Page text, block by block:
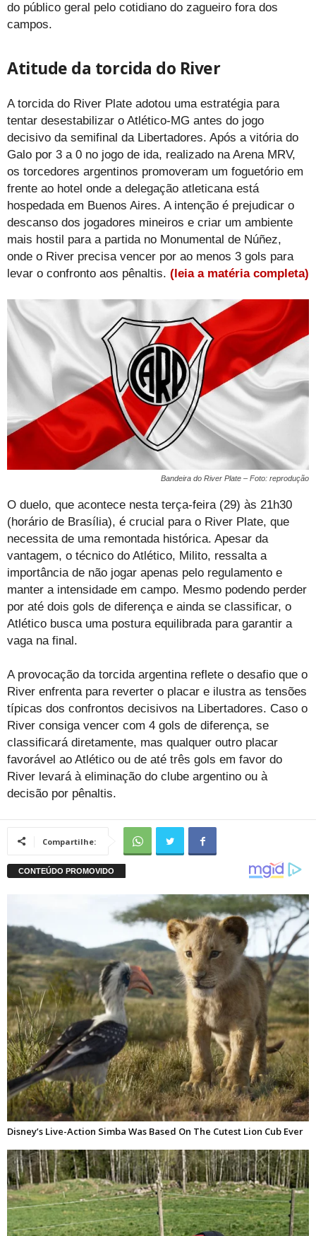
do público geral pelo cotidiano do zagueiro fora dos
campos.
Atitude da torcida do River
A torcida do River Plate adotou uma estratégia para
tentar desestabilizar o Atlético-MG antes do jogo
decisivo da semifinal da Libertadores. Após a vitória do
Galo por 3 a 0 no jogo de ida, realizado na Arena MRV,
os torcedores argentinos promoveram um foguetório em
frente ao hotel onde a delegação atleticana está
hospedada em Buenos Aires. A intenção é prejudicar o
descanso dos jogadores mineiros e criar um ambiente
mais hostil para a partida no Monumental de Núñez,
onde o River precisa vencer por ao menos 3 gols para
levar o confronto aos pênaltis. (leia a matéria completa)
Bandeira do River Plate – Foto: reprodução
O duelo, que acontece nesta terça-feira (29) às 21h30
(horário de Brasília), é crucial para o River Plate, que
necessita de uma remontada histórica. Apesar da
vantagem, o técnico do Atlético, Milito, ressalta a
importância de não jogar apenas pelo regulamento e
manter a intensidade em campo. Mesmo podendo perder
por até dois gols de diferença e ainda se classificar, o
Atlético busca uma postura equilibrada para garantir a
vaga na final.
A provocação da torcida argentina reflete o desafio que o
River enfrenta para reverter o placar e ilustra as tensões
típicas dos confrontos decisivos na Libertadores. Caso o
River consiga vencer com 4 gols de diferença, se
classificará diretamente, mas qualquer outro placar
favorável ao Atlético ou de até três gols em favor do
River levará à eliminação do clube argentino ou à
decisão por pênaltis.
Compartilhe: